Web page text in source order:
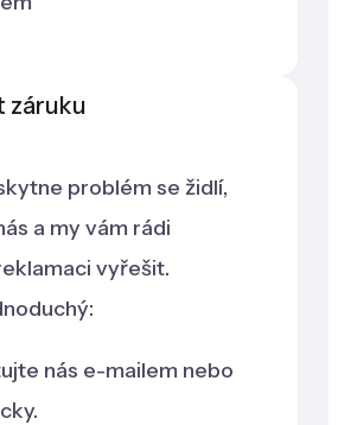
záruku
problém se židlí,
a my vám rádi
vyřešit.
nás e-mailem nebo